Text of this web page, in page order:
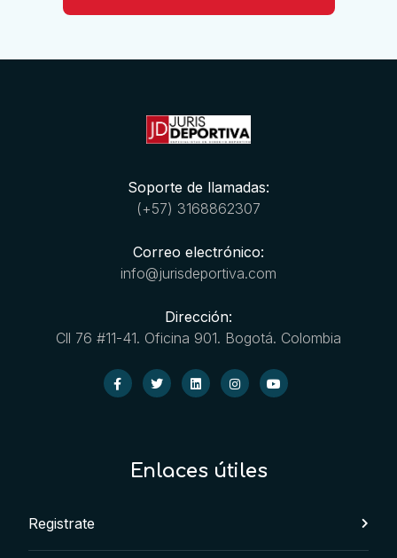
Soporte de llamadas:
(+57) 3168862307
Correo electrónico:
info@jurisdeportiva.com
Dirección:
Cll 76 #11-41. Oficina 901. Bogotá. Colombia
Enlaces útiles
Registrate